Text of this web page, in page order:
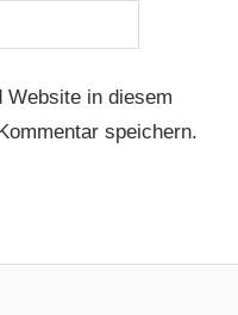
Website in diesem
speichern.